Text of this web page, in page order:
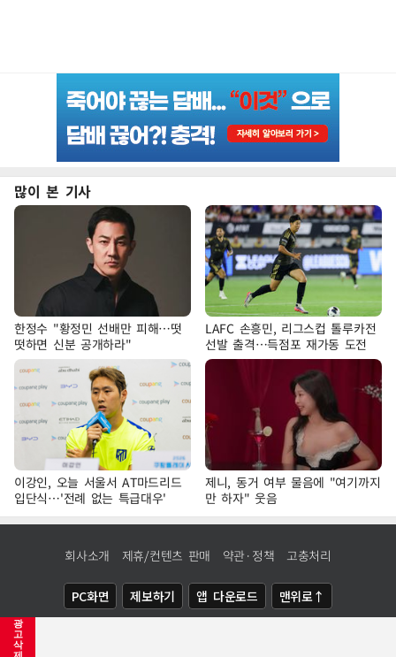
광
고
삭
많이 본 기사
한정수 "황정민 선배만 피해…떳
떳하면 신분 공개하라"
LAFC 손흥민, 리그스컵 톨루카전
선발 출격…득점포 재가동 도전
이강인, 오늘 서울서 AT마드리드
입단식…'전례 없는 특급대우'
제니, 동거 여부 물음에 "여기까지
만 하자" 웃음
회사소개 제휴/컨텐츠 판매 약관·정책 고충처리
PC화면 제보하기 앱 다운로드 맨위로↑